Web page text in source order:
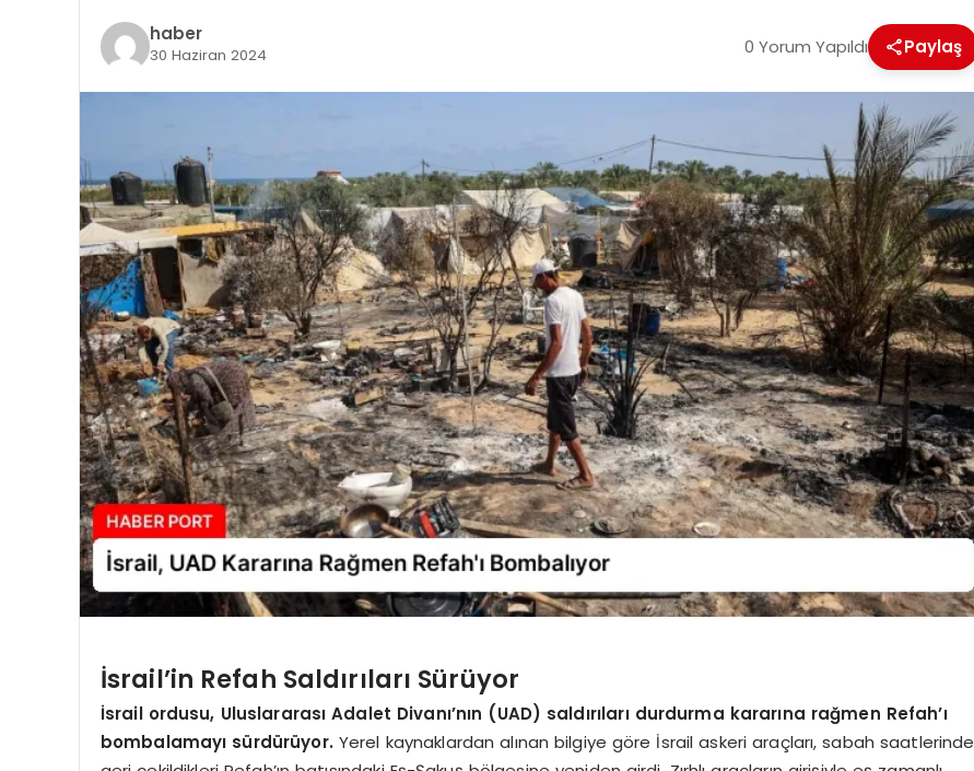
haber
30 Haziran 2024 0 Yorum Yapıldı Paylaş
İsrail’in Refah Saldırıları Sürüyor
İsrail ordusu, Uluslararası Adalet Divanı’nın (UAD) saldırıları durdurma kararına rağmen Refah’ı
bombalamayı sürdürüyor. Yerel kaynaklardan alınan bilgiye göre İsrail askeri araçları, sabah saatlerinde